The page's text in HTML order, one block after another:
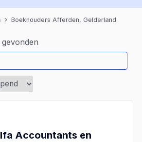
Boekhouders Afferden, Gelderland
Accountants en